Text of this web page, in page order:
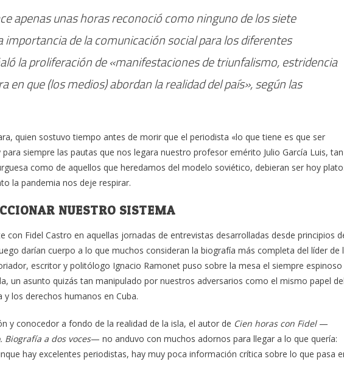
apenas unas horas reconoció como ninguno de los siete
de la comunicación social para los diferentes
la proliferación de «manifestaciones de triunfalismo, estridencia
en que (los medios) abordan la realidad del país», según las
quien sostuvo tiempo antes de morir que el periodista «lo que tiene es que ser
siempre las pautas que nos legara nuestro profesor emérito Julio García Luis, tan
como de aquellos que heredamos del modelo soviético, debieran ser hoy
la pandemia nos deje respirar.
NUESTRO SISTEMA
Fidel Castro en aquellas jornadas de entrevistas desarrolladas desde principios
darían cuerpo a lo que muchos consideran la biografía más completa del líder de
escritor y politólogo Ignacio Ramonet puso sobre la mesa el siempre espinoso
un asunto quizás tan manipulado por nuestros adversarios como el mismo papel
los derechos humanos en Cuba.
y conocedor a fondo de la realidad de la isla, el autor de Cien horas con Fidel—
Biografía a dos voces— no anduvo con muchos adornos para llegar a lo que quería:
hay excelentes periodistas, hay muy poca información crítica sobre lo que pasa